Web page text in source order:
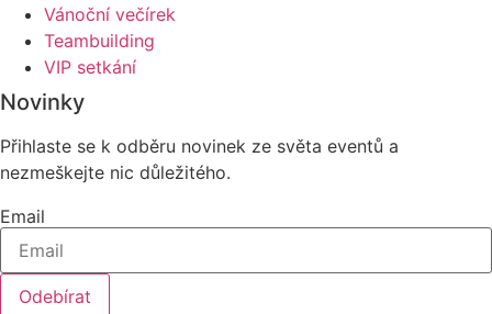
Vánoční večírek
Teambuilding
VIP setkání
Novinky
Přihlaste se k odběru novinek ze světa eventů a
nezmeškejte nic důležitého.
Email
Odebírat